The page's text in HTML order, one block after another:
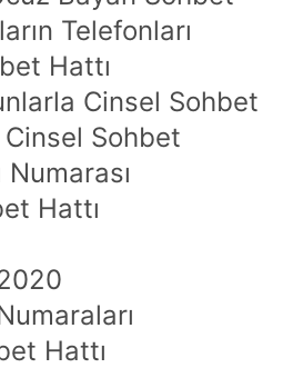
Telefonları
Hattı
Cinsel Sohbet
Cinsel Sohbet
Hattı
Hattı